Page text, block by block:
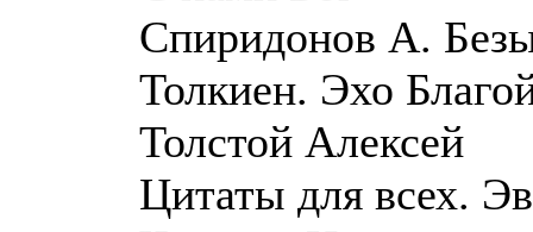
Спиридонов А.
Толкиен. Эхо
Толстой Алексей
Цитаты для всех.